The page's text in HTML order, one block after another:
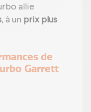
allie
, à un prix plus
de
Garrett